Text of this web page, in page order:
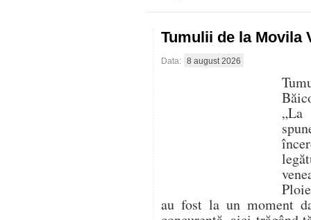
Tumulii de la
Data: 8 august 2026
au fost la un moment